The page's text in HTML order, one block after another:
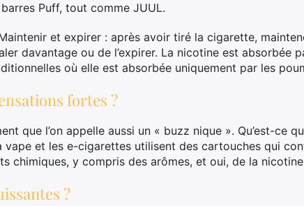
Puff, tout comme JUUL.
et expirer : après avoir tiré la cigarette,
davantage ou de l’expirer. La nicotine est absorbée
où elle est absorbée uniquement par les
fortes ?
que l’on appelle aussi un « buzz nique ». Qu’est-ce
vape et les e-cigarettes utilisent des cartouches qui
chimiques, y compris des arômes, et oui, de la
?